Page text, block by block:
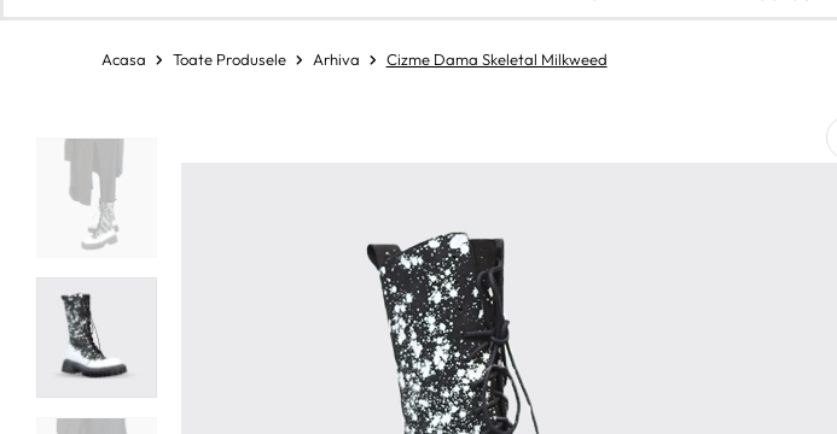
Acasa Toate Produsele Arhiva Cizme Dama Skeletal Milkweed